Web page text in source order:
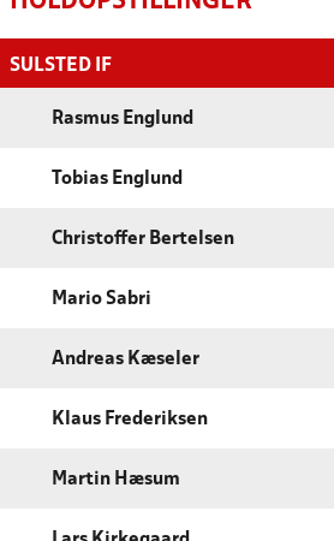
SULSTED IF
Rasmus Englund
Tobias Englund
Christoffer Bertelsen
Mario Sabri
Andreas Kæseler
Klaus Frederiksen
Martin Hæsum